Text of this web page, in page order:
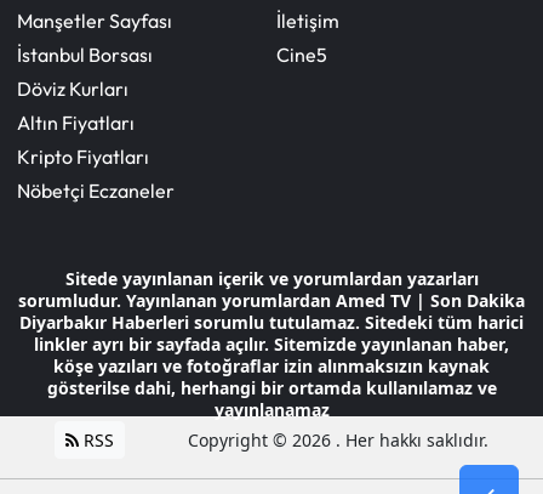
Manşetler Sayfası
İstanbul Borsası
Döviz Kurları
Altın Fiyatları
Kripto Fiyatları
Nöbetçi Eczaneler
İletişim
Cine5
Sitede yayınlanan içerik ve yorumlardan yazarları
sorumludur. Yayınlanan yorumlardan Amed TV | Son Dakika
Diyarbakır Haberleri sorumlu tutulamaz. Sitedeki tüm harici
linkler ayrı bir sayfada açılır. Sitemizde yayınlanan haber,
köşe yazıları ve fotoğraflar izin alınmaksızın kaynak
gösterilse dahi, herhangi bir ortamda kullanılamaz ve
yayınlanamaz
RSS
Copyright © 2026 . Her hakkı saklıdır.